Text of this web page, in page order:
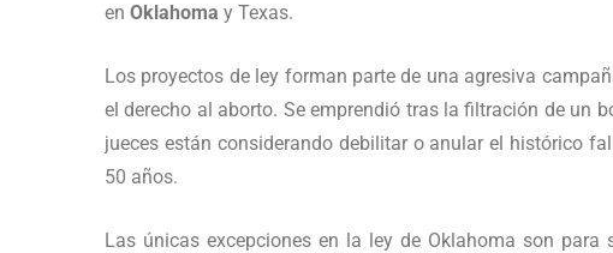
en Oklahoma y Texas.
Los proyectos de ley forman parte de una agresiva
el derecho al aborto. Se emprendió tras la filtración de un
jueces están considerando debilitar o anular el histórico
50 años.
Las únicas excepciones en la ley de Oklahoma son